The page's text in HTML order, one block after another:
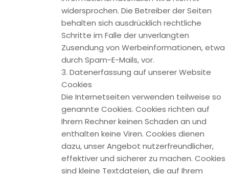
bleiben unberührt.
Registrierung auf dieser Website
Sie können sich auf unserer Website registrieren, um
zusätzliche Funktionen auf der Seite zu nutzen. Die dazu
eingegebenen Daten verwenden wir nur zum Zwecke der
Nutzung des jeweiligen Angebotes oder Dienstes, für den
Sie sich registriert haben. Die bei der Registrierung
abgefragten Pflichtangaben müssen vollständig
angegeben werden. Anderenfalls werden wir die
Registrierung ablehnen.
Für wichtige Änderungen etwa beim Angebotsumfang oder
bei technisch notwendigen Änderungen nutzen wir die bei
der Registrierung angegebene E-Mail-Adresse, um Sie auf
diesem Wege zu informieren.